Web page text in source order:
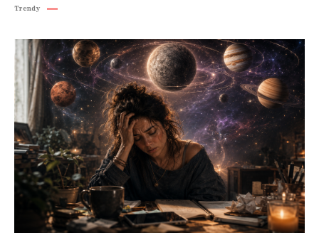
Trendy